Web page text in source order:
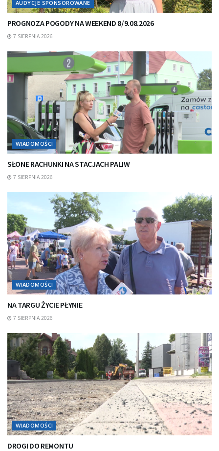
AUDYCJE SPONSOROWANE
PROGNOZA POGODY NA WEEKEND 8/9.08.2026
7 SIERPNIA 2026
WIADOMOŚCI
SŁONE RACHUNKI NA STACJACH PALIW
7 SIERPNIA 2026
WIADOMOŚCI
NA TARGU ŻYCIE PŁYNIE
7 SIERPNIA 2026
WIADOMOŚCI
DROGI DO REMONTU